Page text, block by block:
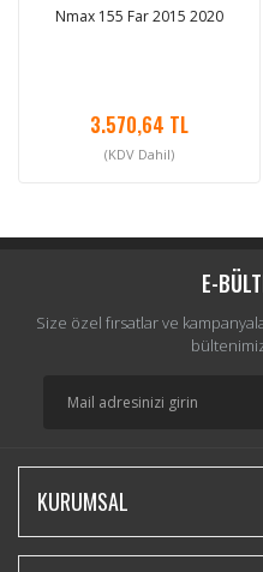
Nmax 155 Far 2015 2020
3.570,64 TL
(KDV Dahil)
E-
Size özel fırsatlar ve
KURUMSAL